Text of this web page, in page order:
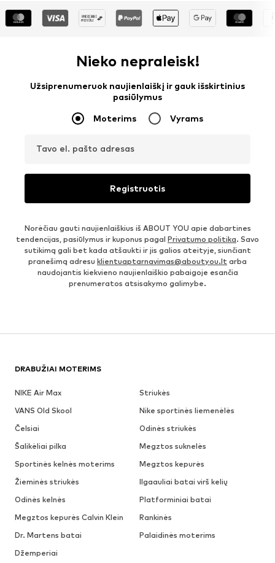
Nieko nepraleisk!
Užsiprenumeruok naujienlaiškį ir gauk išskirtinius
pasiūlymus
Moterims Vyrams
Tavo el. pašto adresas
Registruotis
Norėčiau gauti naujienlaiškius iš ABOUT YOU apie dabartines
tendencijas, pasiūlymus ir kuponus pagal Privatumo politika. Savo
sutikimą gali bet kada atšaukti ir jis galios ateityje, siunčiant
pranešimą adresu klientuaptarnavimas@aboutyou.lt arba
naudojantis kiekvieno naujienlaiškio pabaigoje esančia
prenumeratos atsisakymo galimybe.
DRABUŽIAI MOTERIMS
NIKE Air Max
Striukės
VANS Old Skool
Nike sportinės liemenėlės
Čelsiai
Odinės striukės
Šalikėliai pilka
Megztos suknelės
Sportinės kelnės moterims
Megztos kepurės
Žieminės striukės
Ilgaauliai batai virš kelių
Odinės kelnės
Platforminiai batai
Megztos kepurės Calvin Klein
Rankinės
Dr. Martens batai
Palaidinės moterims
Džemperiai